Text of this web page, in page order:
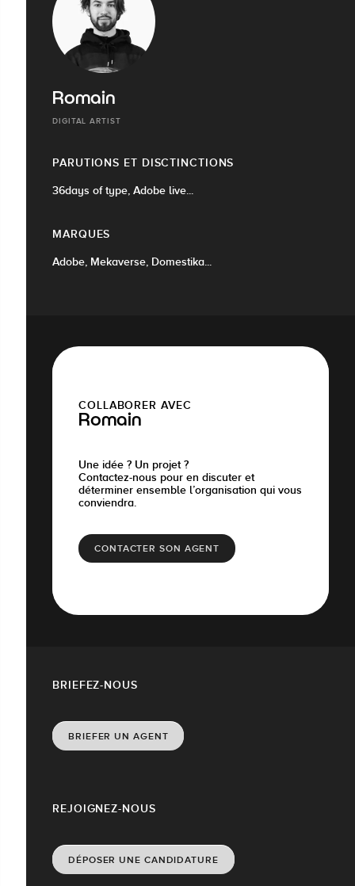
Romain
DIGITAL ARTIST
PARUTIONS ET DISCTINCTIONS
36days of type, Adobe live...
MARQUES
Adobe, Mekaverse, Domestika...
COLLABORER AVEC
Romain
Une idée ? Un projet ?
Contactez-nous pour en discuter et
déterminer ensemble l’organisation qui vous
conviendra.
CONTACTER SON AGENT
REJOIGNEZ-NOUS
DÉPOSER UNE CANDIDATURE
BRIEFEZ-NOUS
BRIEFER UN AGENT